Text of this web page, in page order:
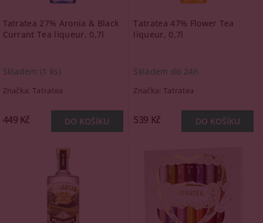
Tatratea 27% Aronia & Black
Currant Tea liqueur, 0,7l
Skladem (1 ks)
Značka:Tatratea
449 Kč
Tatratea 47% Flower Tea
liqueur, 0,7l
Skladem do 24h
Značka: Tatratea
539 Kč